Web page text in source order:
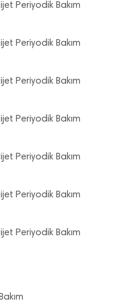
Periyodik Bakım
Periyodik Bakım
Periyodik Bakım
Periyodik Bakım
Periyodik Bakım
Periyodik Bakım
Periyodik Bakım